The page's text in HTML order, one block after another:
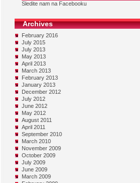
Sledite nam na Facebooku
Archives
February 2016
July 2015
July 2013
May 2013
April 2013
March 2013
February 2013
January 2013
December 2012
July 2012
June 2012
May 2012
August 2011
April 2011
September 2010
March 2010
November 2009
October 2009
July 2009
June 2009
March 2009